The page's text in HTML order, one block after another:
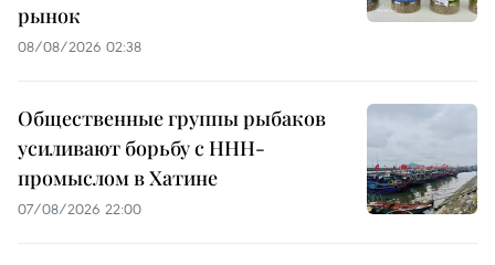
рынок
08/08/2026 02:38
Общественные группы рыбаков
усиливают борьбу с ННН-
промыслом в Хатине
07/08/2026 22:00